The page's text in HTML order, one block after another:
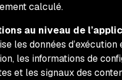
calculé.
au niveau de
les données d’exécution
les informations de
et les signaux des